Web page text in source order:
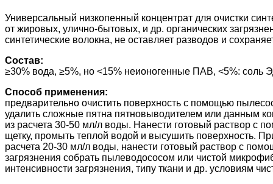
Универсальный низкопенный концентрат для очистки
от жировых, улично-бытовых, и др. органических
синтетические волокна, не оставляет разводов и
Состав:
≥30% вода, ≥5%, но <15% неионогенные ПАВ, <5%: соль
Способ применения:
предварительно очистить поверхность с помощью
удалить сложные пятна пятновыводителем или данным
из расчета 30-50 мл/л воды. Нанести готовый раствор с
щетку, промыть теплой водой и высушить поверхность.
расчета 20-30 мл/л воды, нанести готовый раствор с
загрязнения собрать пылеводососом или чистой
интенсивности загрязнения, типу ткани и др. условиям